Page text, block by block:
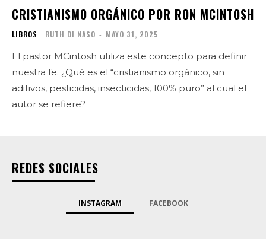
CRISTIANISMO ORGÁNICO POR RON MCINTOSH
LIBROS RUTH DI NASO - MAYO 31, 2025
El pastor MCintosh utiliza este concepto para definir
nuestra fe. ¿Qué es el “cristianismo orgánico, sin
aditivos, pesticidas, insecticidas, 100% puro” al cual el
autor se refiere?
REDES SOCIALES
INSTAGRAM FACEBOOK